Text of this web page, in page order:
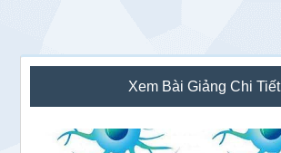
Sidebar
chính
Xem Bài Giảng Chi Tiết